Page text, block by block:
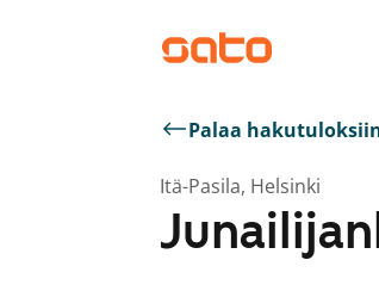
Palaa
Itä-Pasila, Helsinki